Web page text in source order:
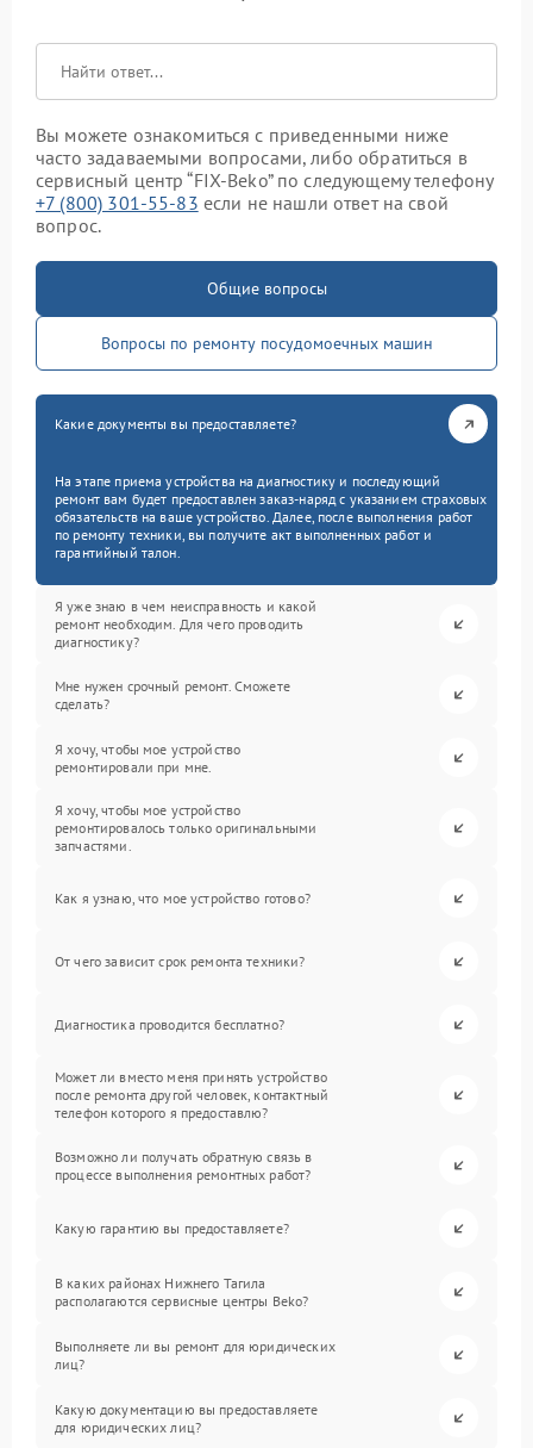
Вы можете ознакомиться с приведенными ниже
часто задаваемыми вопросами, либо обратиться в
сервисный центр “FIX-Beko” по следующему телефону
+7 (800) 301-55-83 если не нашли ответ на свой
вопрос.
Общие вопросы
Вопросы по ремонту посудомоечных машин
Какие документы вы предоставляете?
На этапе приема устройства на диагностику и последующий
ремонт вам будет предоставлен заказ-наряд с указанием страховых
обязательств на ваше устройство. Далее, после выполнения работ
по ремонту техники, вы получите акт выполненных работ и
гарантийный талон.
Я уже знаю в чем неисправность и какой
ремонт необходим. Для чего проводить
диагностику?
Мне нужен срочный ремонт. Сможете
сделать?
Я хочу, чтобы мое устройство
ремонтировали при мне.
Я хочу, чтобы мое устройство
ремонтировалось только оригинальными
запчастями.
Как я узнаю, что мое устройство готово?
От чего зависит срок ремонта техники?
Диагностика проводится бесплатно?
Может ли вместо меня принять устройство
после ремонта другой человек, контактный
телефон которого я предоставлю?
Возможно ли получать обратную связь в
процессе выполнения ремонтных работ?
Какую гарантию вы предоставляете?
В каких районах Нижнего Тагила
располагаются сервисные центры Beko?
Выполняете ли вы ремонт для юридических
лиц?
Какую документацию вы предоставляете
для юридических лиц?